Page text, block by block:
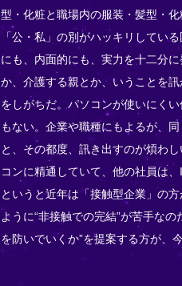
型・化粧と職場内の服装・髪型・
「公・私」の別がハッキリしてい
にも、内面的にも、実力を十二分
か、介護する親とか、いうことを
をしがちだ。パソコンが使いにく
もない。企業や職種にもよるが、
と、その都度、訊き出すのが煩わ
コンに精通していて、他の社員は
というと近年は「接触型企業」の
ように“非接触での完結”が苦手な
を防いでいくか”を提案する方が、